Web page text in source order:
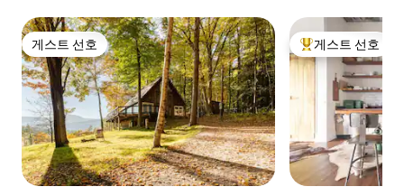
게스트 선호
게스트 선호 상위 게스트 선호
게스트 선호